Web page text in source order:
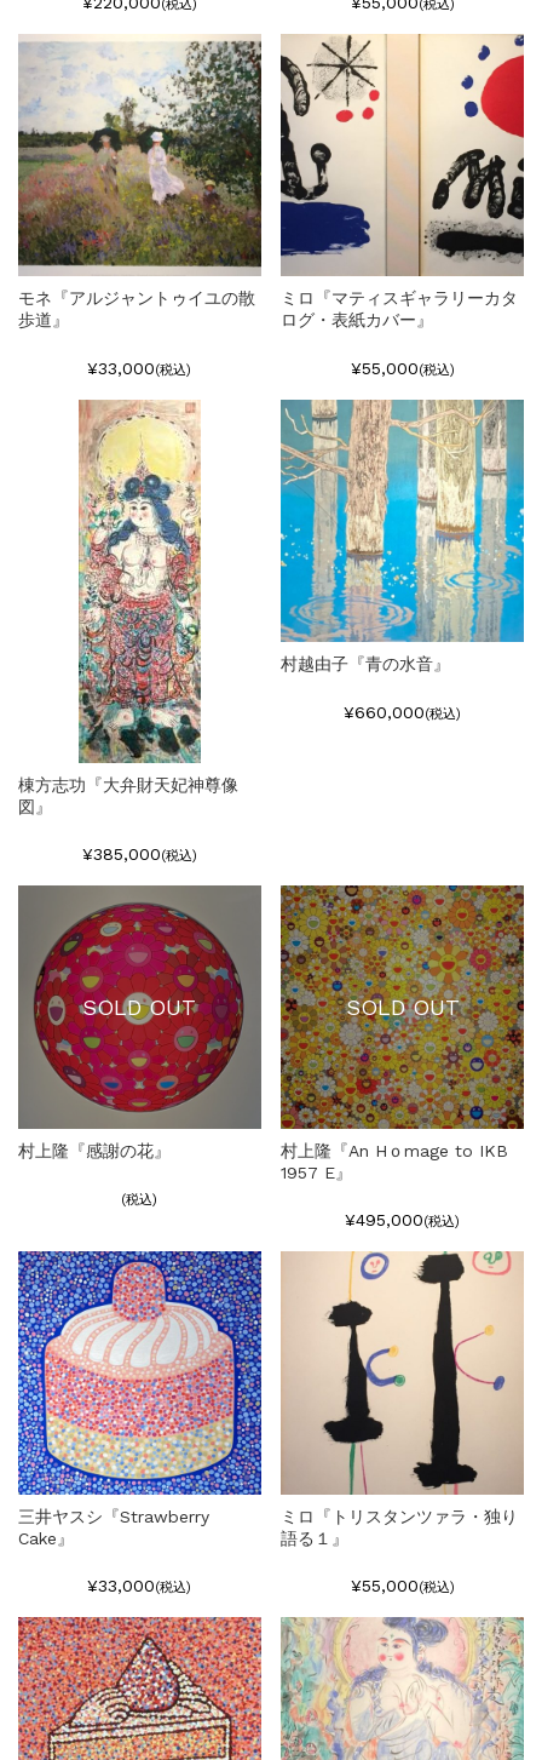
(税込) (税込)
モネ『アルジャントゥイユの散
歩道』
¥33,000(税込)
ミロ『マティスギャラリーカタ
ログ・表紙カバー』
¥55,000(税込)
棟方志功『大弁財天妃神尊像
図』
¥385,000(税込)
村越由子『青の水音』
¥660,000(税込)
SOLD OUT
村上隆『感謝の花』
(税込)
SOLD OUT
村上隆『An Hｏmage to IKB
1957 E』
¥495,000(税込)
三井ヤスシ『Strawberry
Cake』
¥33,000(税込)
ミロ『トリスタンツァラ・独り
語る１』
¥55,000(税込)